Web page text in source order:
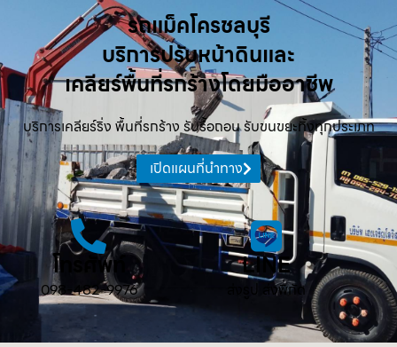
รถแม็คโครชลบุรี
บริการปรับหน้าดินและ
เคลียร์พื้นที่รกร้างโดยมืออาชีพ
บริการเคลียร์ริ่ง พื้นที่รกร้าง รับรื้อถอน รับขนขยะทิ้งทุกประเภท
เปิดแผนที่นำทาง
โทรศัพท์
098-482-9976
LINE
ส่งรูป ส่งพิกัด